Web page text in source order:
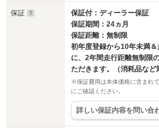
保証
保証付：ディーラー保証
保証期間：24ヵ月
保証距離：無制限
初年度登録から10年未満
に、2年間走行距離無制限
ただきます。（消耗品など
※保証費用は本体価格に含まれ
にご確認ください。
詳しい保証内容を問い合